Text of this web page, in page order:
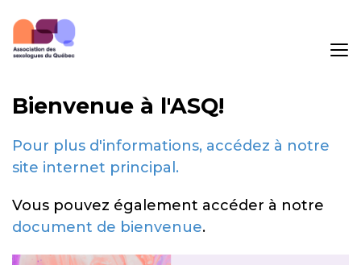
Bienvenue à l'ASQ!
Pour plus d'informations, accédez à notre
site internet principal.
Vous pouvez également accéder à notre
document de bienvenue.